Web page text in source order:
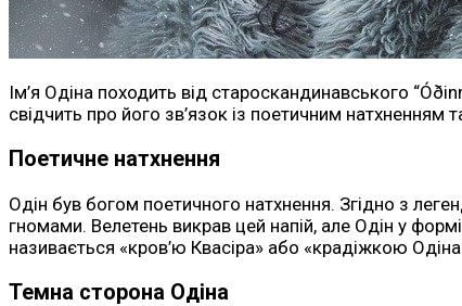
Ім’я Одіна походить від староскандинавського
свідчить про його зв’язок із поетичним натхненням
Поетичне натхнення
Одін був богом поетичного натхнення. Згідно з
гномами. Велетень викрав цей напій, але Одін у
називається «кров’ю Квасіра» або «крадіжкою
Темна сторона Одіна